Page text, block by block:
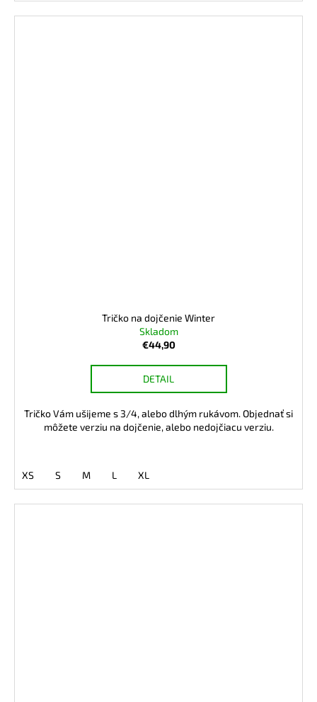
Tričko na dojčenie Winter
Skladom
€44,90
DETAIL
Tričko Vám ušijeme s 3/4, alebo dlhým rukávom. Objednať si
môžete verziu na dojčenie, alebo nedojčiacu verziu.
XS S M L XL